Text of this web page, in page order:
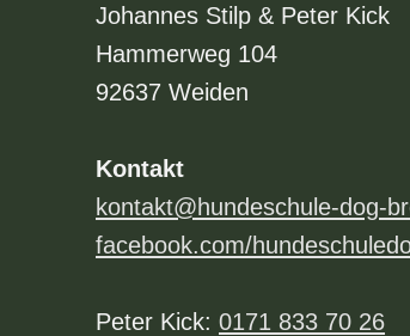
Johannes Stilp & Peter Kick
Hammerweg 104
92637 Weiden
Kontakt
kontakt@hundeschule-dog-
facebook.com/
Peter Kick: 0171 833 70 26